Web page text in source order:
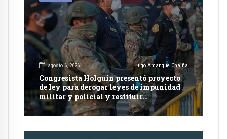
agosto 6, 2026 Hugo Amanque Chaiña
Congresista Holguín presentó proyecto
de ley para derogar leyes de impunidad
militar y policial y restituir
competencia de justicia ordinaria